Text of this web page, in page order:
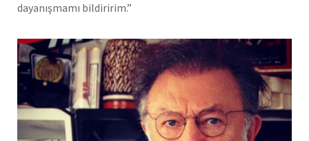
dayanışmamı bildiririm.”